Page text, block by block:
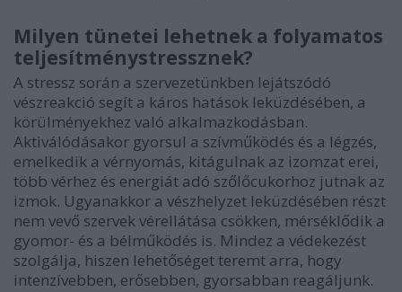
Milyen tünetei lehetnek a folyamatos
teljesítménystressznek?
A stressz során a szervezetünkben lejátszódó
vészreakció segít a káros hatások leküzdésében, a
körülményekhez való alkalmazkodásban.
Aktiválódásakor gyorsul a szívműködés és a légzés,
emelkedik a vérnyomás, kitágulnak az izomzat erei,
több vérhez és energiát adó szőlőcukorhoz jutnak az
izmok. Ugyanakkor a vészhelyzet leküzdésében részt
nem vevő szervek vérellátása csökken, mérséklődik a
gyomor- és a bélműködés is. Mindez a védekezést
szolgálja, hiszen lehetőséget teremt arra, hogy
intenzívebben, erősebben, gyorsabban reagáljunk.